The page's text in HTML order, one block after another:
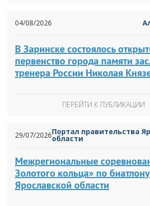
04/08/2026
В Заринске состоялось
первенство города памяти
тренера России Николая
ПЕРЕЙТИ К ПУБЛИКАЦИИ
29/07/2026Портал правительства
области
Межрегиональные
Золотого кольца» по
Ярославской области